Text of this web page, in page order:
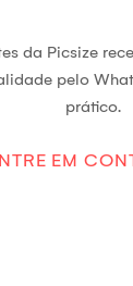
da Picsize
pelo
prático.
EM